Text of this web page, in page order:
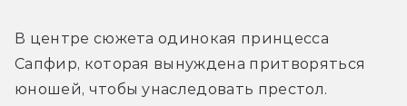
В центре сюжета одинокая принцесса
Сапфир, которая вынуждена притворяться
юношей, чтобы унаследовать престол.